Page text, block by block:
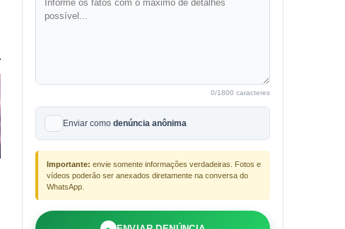
0/1800 caracteres
Enviar como denúncia anônima
Importante: envie somente informações verdadeiras. Fotos e
vídeos poderão ser anexados diretamente na conversa do
WhatsApp.